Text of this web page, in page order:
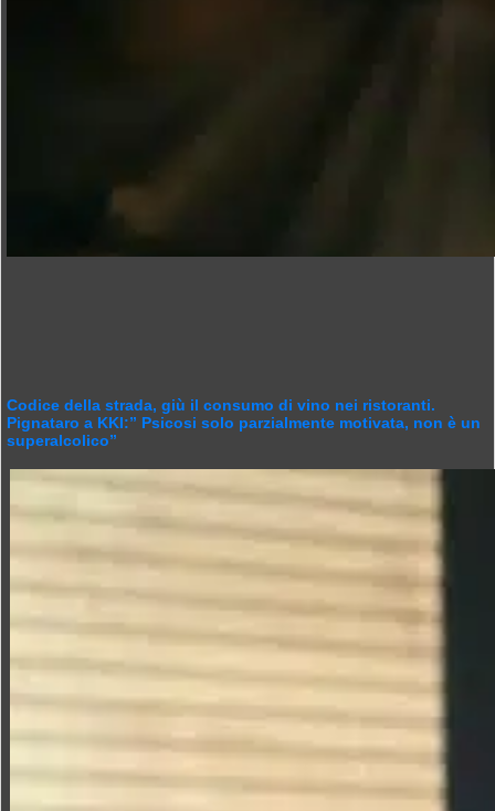
Codice della strada, giù il consumo di vino nei ristoranti.
Pignataro a KKI:” Psicosi solo parzialmente motivata, non è un
superalcolico”